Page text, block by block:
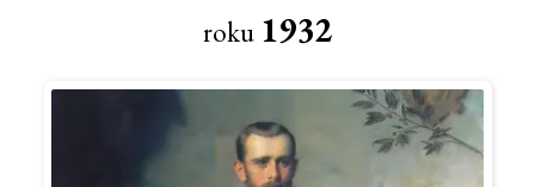
roku 1932